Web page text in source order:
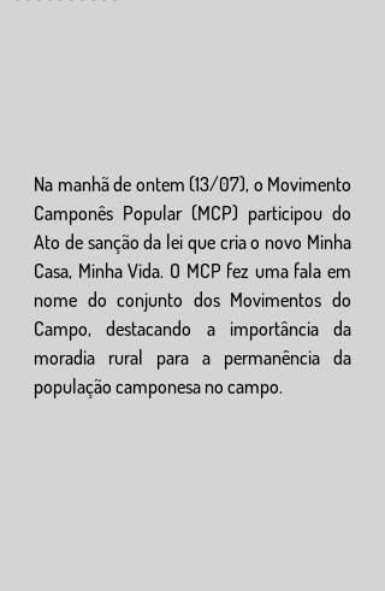
Na manhã de ontem (13/07), o Movimento
Camponês Popular (MCP) participou do
Ato de sanção da lei que cria o novo Minha
Casa, Minha Vida. O MCP fez uma fala em
nome do conjunto dos Movimentos do
Campo, destacando a importância da
moradia rural para a permanência da
população camponesa no campo.